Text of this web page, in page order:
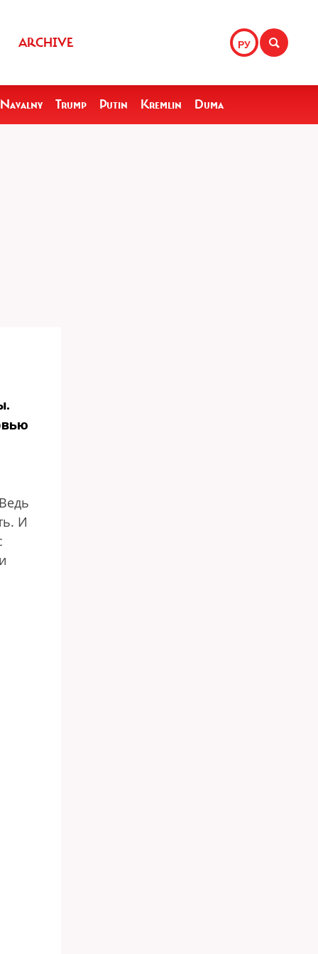
РУ
ARCHIVE
Navalny Trump Putin Kremlin Duma
И